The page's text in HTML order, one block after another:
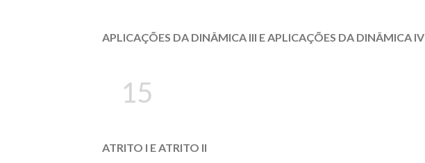
APLICAÇÕES DA DINÂMICA III E APLICAÇÕES DA DINÂMICA IV
15
ATRITO I E ATRITO II